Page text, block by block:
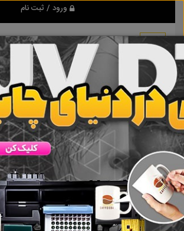
ورود / ثبت نام
برنامه اندروید تبلیغ شو
مرجع نیازمندیها و تبلیغات
دانلود
تبلیغ شو ادرس باربری یخچالداران در تبریز
ادرس باربری یخچالداران در تبریز